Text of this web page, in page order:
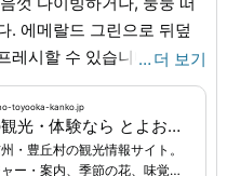
다이라 캠
11:00~11:45경 ※ 자가용
덮
시할 수 있습니다. 가이
, 아이와 함께 참가하는 것
즐기는 것을 추천합니다!
순경 ※ 상기 이외의 기간
… 더 보기
toyooka-kanko.jp
豊丘村の観光・体験なら とよおか旅時間｜南信州の自然・食・文化を楽しむ旅
・豊丘村の観光情報サイト。
ー・案内、季節の花、味覚狩